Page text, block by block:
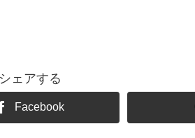
シェアする
Facebook